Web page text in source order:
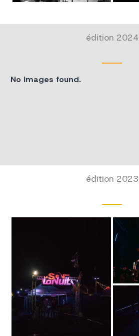
édition 2024
No Images found.
édition 2023